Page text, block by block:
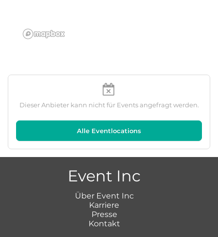
Dieser Anbieter kann nicht für Events angefragt werden.
Alle Eventlocations
Event Inc
Über Event Inc
Karriere
Presse
Kontakt